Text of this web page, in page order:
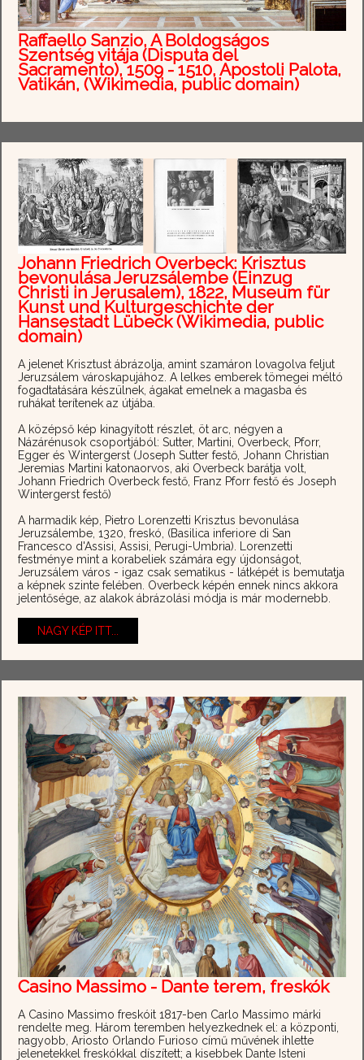
Raffaello Sanzio, A Boldogságos
Szentség vitája (Disputa del
Sacramento), 1509 - 1510, Apostoli Palota,
Vatikán, (Wikimedia, public domain)
Johann Friedrich Overbeck: Krisztus
bevonulása Jeruzsálembe (Einzug
Christi in Jerusalem), 1822, Museum für
Kunst und Kulturgeschichte der
Hansestadt Lübeck (Wikimedia, public
domain)
A jelenet Krisztust ábrázolja, amint szamáron lovagolva feljut
Jeruzsálem városkapujához. A lelkes emberek tömegei méltó
fogadtatására készülnek, ágakat emelnek a magasba és
ruhákat terítenek az útjába.
A középső kép kinagyított részlet, öt arc, négyen a
Názárénusok csoportjából: Sutter, Martini, Overbeck, Pforr,
Egger és Wintergerst (Joseph Sutter festő, Johann Christian
Jeremias Martini katonaorvos, aki Overbeck barátja volt,
Johann Friedrich Overbeck festő, Franz Pforr festő és Joseph
Wintergerst festő)
A harmadik kép, Pietro Lorenzetti Krisztus bevonulása
Jeruzsálembe, 1320, freskó, (Basilica inferiore di San
Francesco d'Assisi, Assisi, Perugi-Umbria). Lorenzetti
festménye mint a korabeliek számára egy újdonságot,
Jeruzsálem város - igaz csak sematikus - látképét is bemutatja
a képnek szinte felében. Overbeck képén ennek nincs akkora
jelentősége, az alakok ábrázolási módja is már modernebb.
NAGY KÉP ITT...
Casino Massimo - Dante terem, freskók
A Casino Massimo freskóit 1817-ben Carlo Massimo márki
rendelte meg. Három teremben helyezkednek el: a központi,
nagyobb, Ariosto Orlando Furioso című művének ihlette
jelenetekkel freskókkal díszített; a kisebbek Dante Isteni